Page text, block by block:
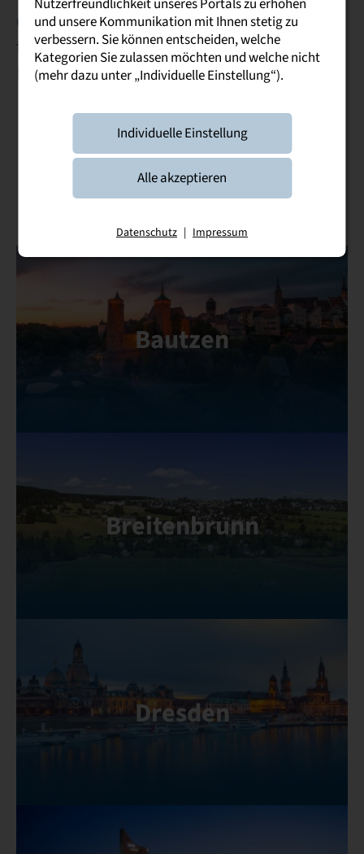
Glauchau ein
traditioneller
Hochschulstandort
Weitere Standorte der Dualen
Hochschule Sachsen
Bautzen
Breitenbrunn
Dresden
Nutzerfreundlichkeit unseres Portals zu erhöhen
und unsere Kommunikation mit Ihnen stetig zu
verbessern. Sie können entscheiden, welche
Kategorien Sie zulassen möchten und welche nicht
(mehr dazu unter „Individuelle Einstellung“).
Individuelle Einstellung
Alle akzeptieren
Datenschutz | Impressum